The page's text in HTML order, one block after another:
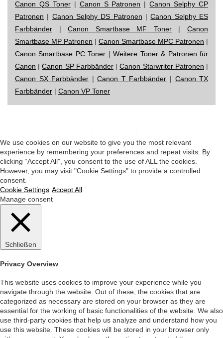
Canon QS Toner| Canon S Patronen |Canon Selphy CP
Patronen | Canon Selphy DS Patronen |Canon Selphy ES
Farbbänder |Canon Smartbase MF Toner|Canon
Smartbase MP Patronen | Canon Smartbase MPC Patronen |
Canon Smartbase PC Toner |Weitere Toner & Patronen für
Canon |Canon SP Farbbänder|Canon Starwriter Patronen |
Canon SX Farbbänder |Canon T Farbbänder | Canon TX
Farbbänder | Canon VP Toner
We use cookies on our website to give you the most relevant
experience by remembering your preferences and repeat visits. By
clicking “Accept All”, you consent to the use of ALL the cookies.
However, you may visit "Cookie Settings" to provide a controlled
consent.
Cookie Settings Accept All
Manage consent
Schließen
Privacy Overview
This website uses cookies to improve your experience while you
navigate through the website. Out of these, the cookies that are
categorized as necessary are stored on your browser as they are
essential for the working of basic functionalities of the website. We also
use third-party cookies that help us analyze and understand how you
use this website. These cookies will be stored in your browser only